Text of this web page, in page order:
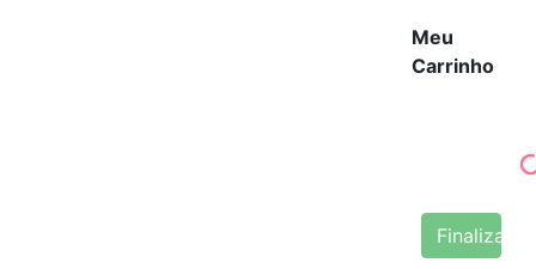
Meu
Carrinho
Finalizar